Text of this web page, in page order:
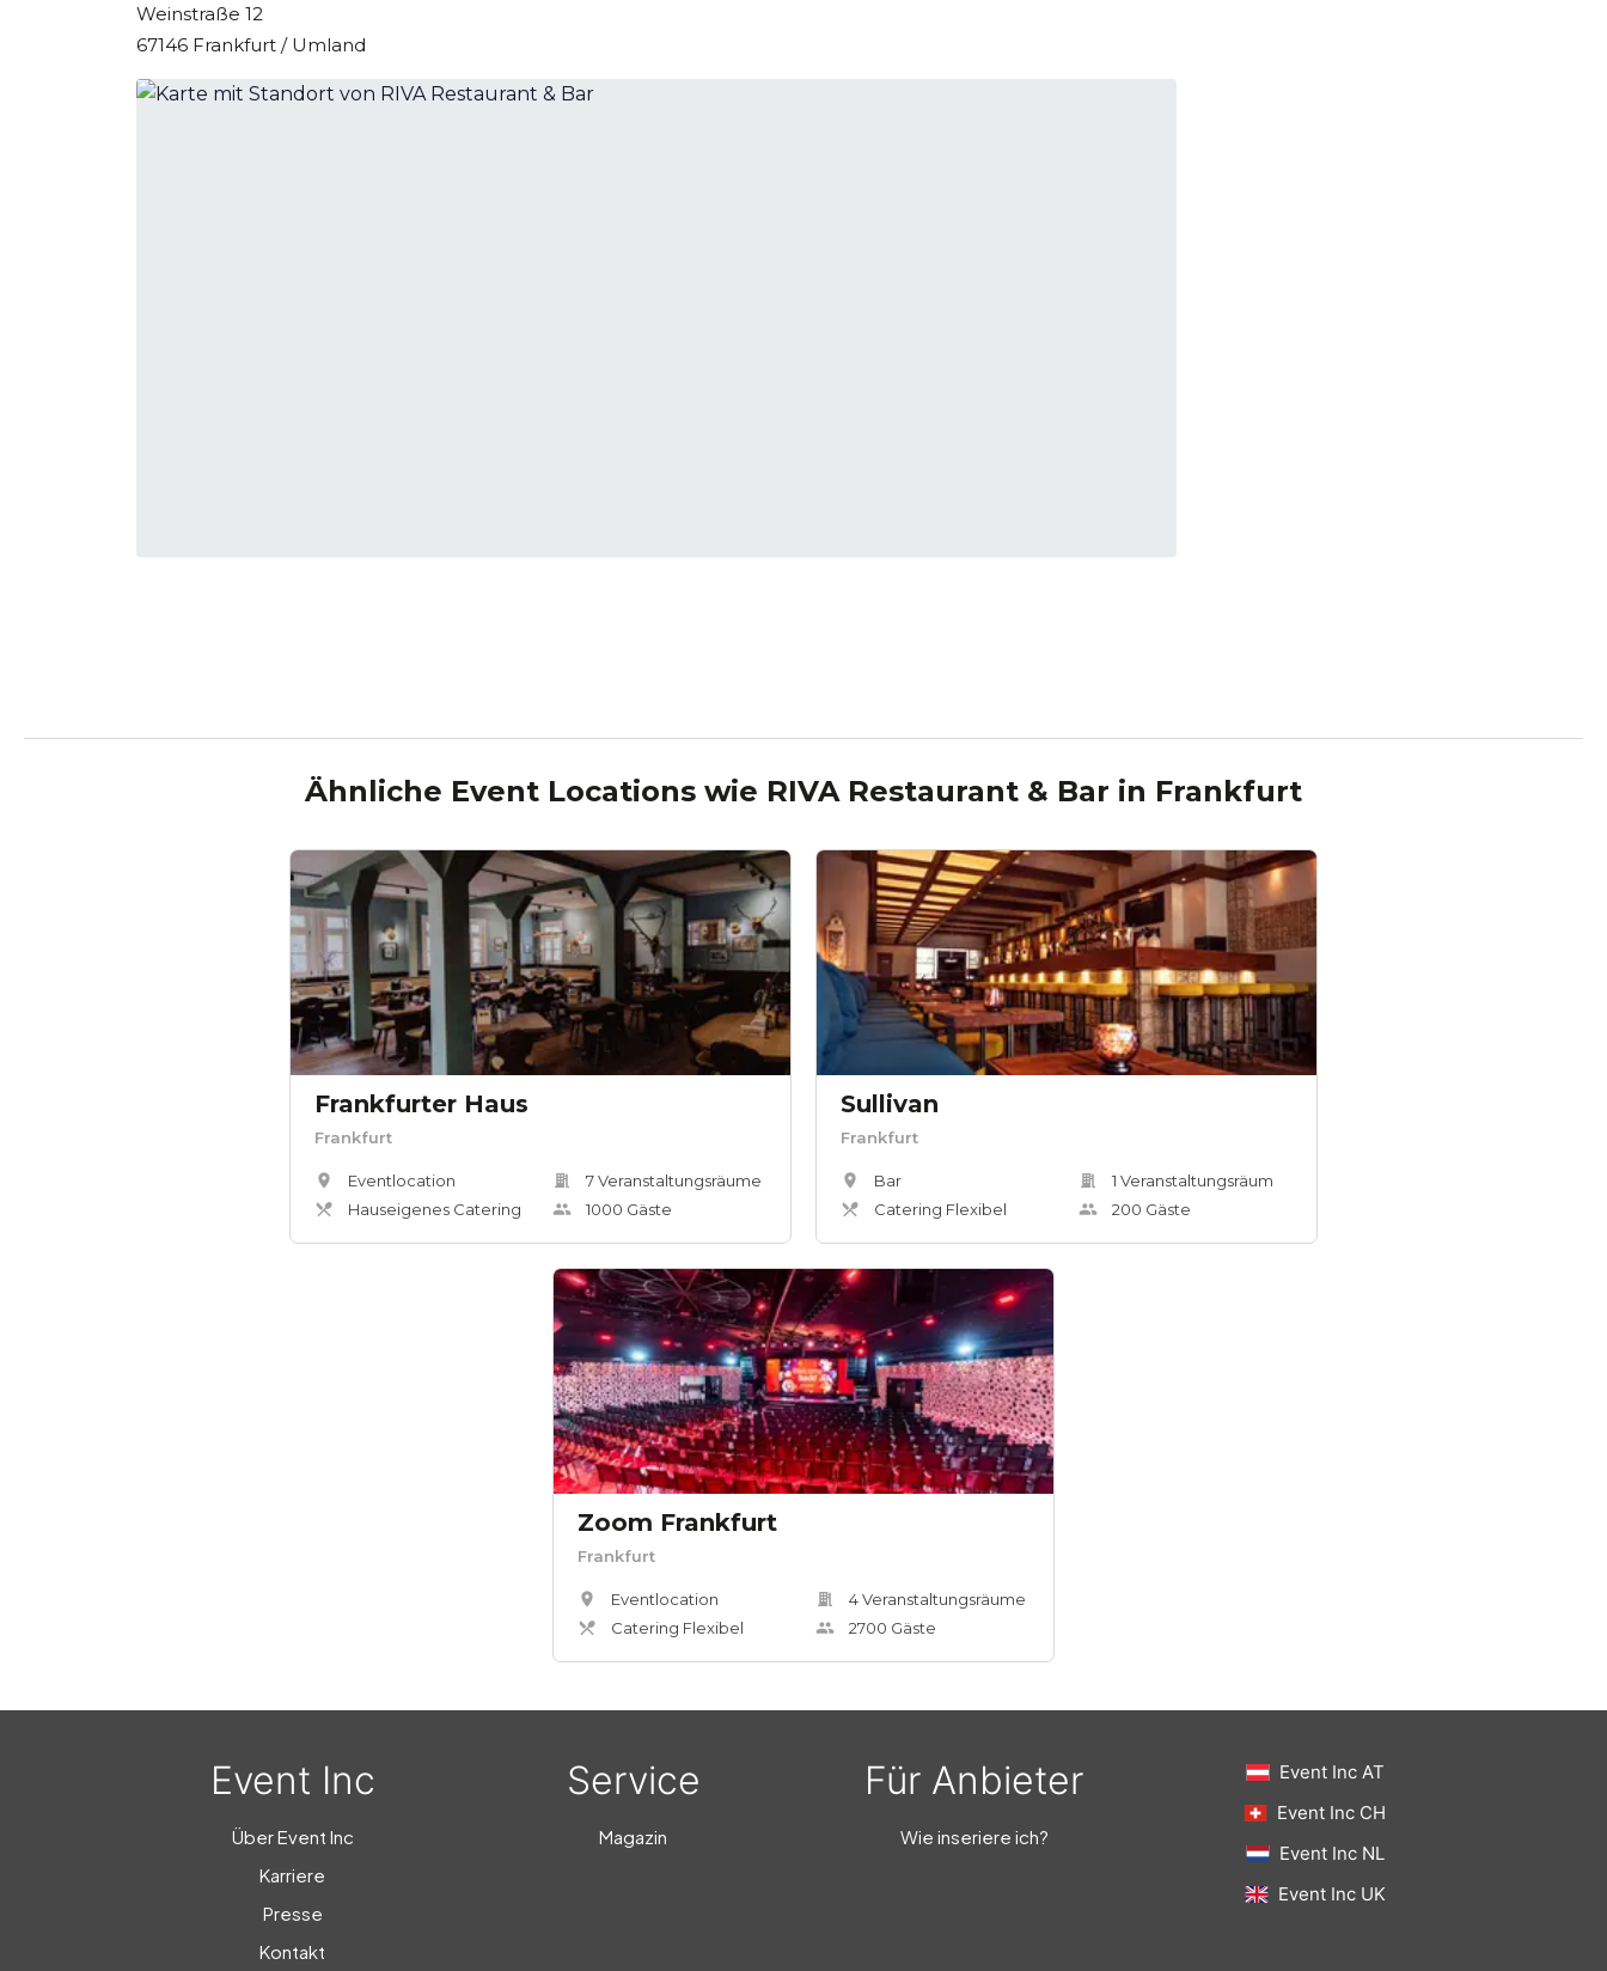
Weinstraße 12
67146 Frankfurt / Umland
Ähnliche Event Locations wie RIVA Restaurant & Bar in Frankfurt
Frankfurter Haus
Frankfurt
Eventlocation
Hauseigenes Catering
7Veranstaltungsräume
1000 Gäste
Sullivan
Frankfurt
Bar
Catering Flexibel
1 Veranstaltungsräum
200 Gäste
Zoom Frankfurt
Frankfurt
Eventlocation
Catering Flexibel
4Veranstaltungsräume
2700 Gäste
Event Inc
Über Event Inc
Karriere
Presse
Kontakt
Service
Magazin
Für Anbieter
Wie inseriere ich?
Event Inc AT
Event Inc CH
Event Inc NL
Event Inc UK